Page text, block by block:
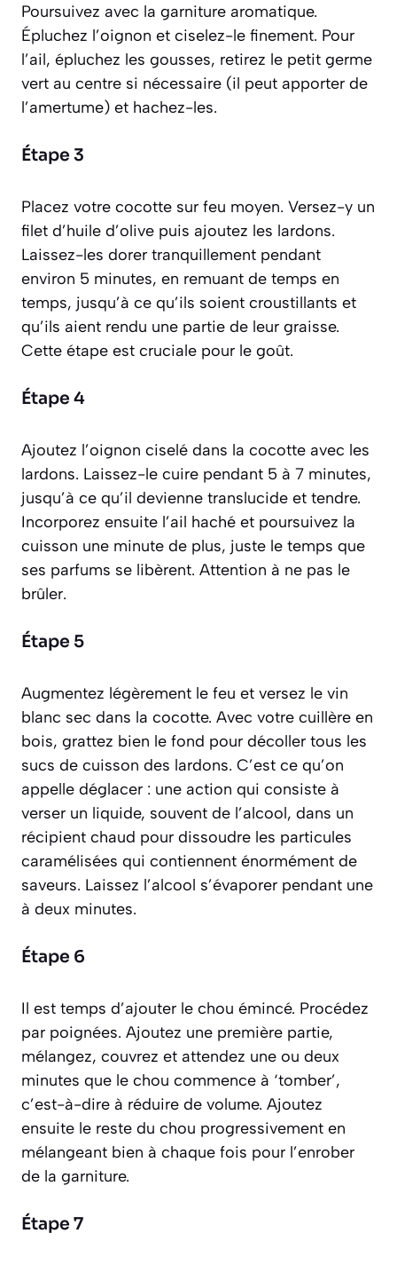
Poursuivez avec la garniture aromatique.
Épluchez l’oignon et ciselez-le finement. Pour
l’ail, épluchez les gousses, retirez le petit germe
vert au centre si nécessaire (il peut apporter de
l’amertume) et hachez-les.
Étape 3
Placez votre cocotte sur feu moyen. Versez-y un
filet d’huile d’olive puis ajoutez les lardons.
Laissez-les dorer tranquillement pendant
environ 5 minutes, en remuant de temps en
temps, jusqu’à ce qu’ils soient croustillants et
qu’ils aient rendu une partie de leur graisse.
Cette étape est cruciale pour le goût.
Étape 4
Ajoutez l’oignon ciselé dans la cocotte avec les
lardons. Laissez-le cuire pendant 5 à 7 minutes,
jusqu’à ce qu’il devienne translucide et tendre.
Incorporez ensuite l’ail haché et poursuivez la
cuisson une minute de plus, juste le temps que
ses parfums se libèrent. Attention à ne pas le
brûler.
Étape 5
Augmentez légèrement le feu et versez le vin
blanc sec dans la cocotte. Avec votre cuillère en
bois, grattez bien le fond pour décoller tous les
sucs de cuisson des lardons. C’est ce qu’on
appelle déglacer : une action qui consiste à
verser un liquide, souvent de l’alcool, dans un
récipient chaud pour dissoudre les particules
caramélisées qui contiennent énormément de
saveurs. Laissez l’alcool s’évaporer pendant une
à deux minutes.
Étape 6
Il est temps d’ajouter le chou émincé. Procédez
par poignées. Ajoutez une première partie,
mélangez, couvrez et attendez une ou deux
minutes que le chou commence à ‘tomber’,
c’est-à-dire à réduire de volume. Ajoutez
ensuite le reste du chou progressivement en
mélangeant bien à chaque fois pour l’enrober
de la garniture.
Étape 7